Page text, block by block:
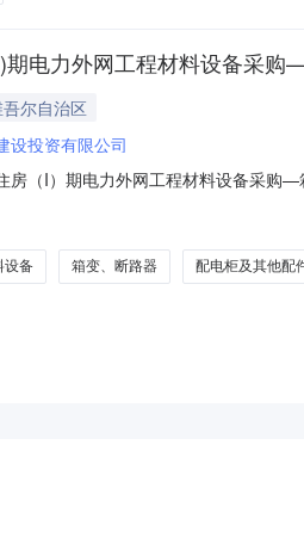
电力外网工程材料设备采
尔自治区
设投资有限公司
房（I）期电力外网工程材料设备采购
外网工程材料设备采购——箱变、断路
期按甲方发出时间质量标准合
设备 箱变、断路器 配电柜及其他配